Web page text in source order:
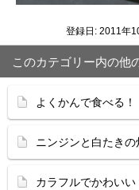
登録日: 2011年
このカテゴリー内の他
よくかんで食べる
ニンジンと白たきの
カラフルでかわい